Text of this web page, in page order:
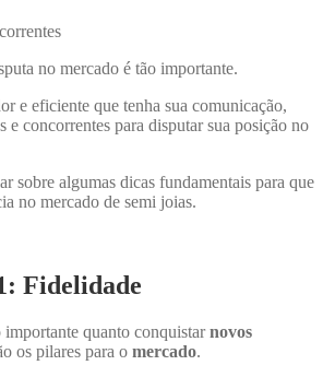
no mercado é tão importante.
e eficiente que tenha sua comunicação,
e concorrentes para disputar sua posição no
sobre algumas dicas fundamentais para que
no mercado de semi joias.
Fidelidade
importante quanto conquistarnovos
os pilares para o mercado.